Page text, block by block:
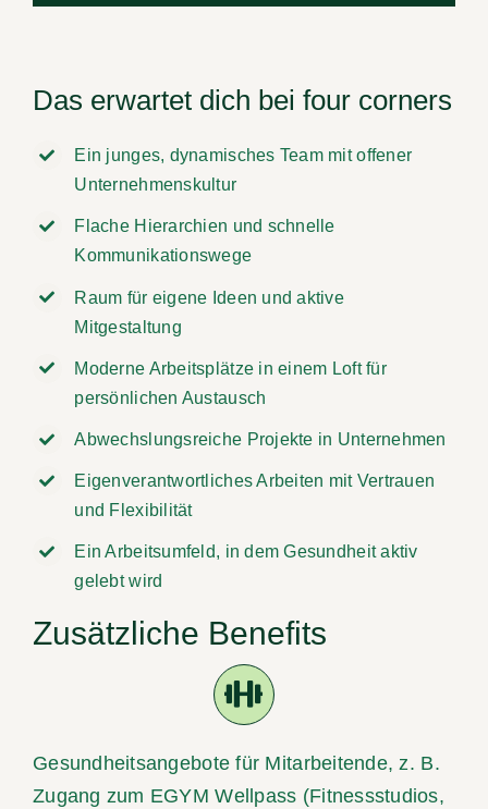
Das erwartet dich bei four corners
Ein junges, dynamisches Team mit offener
Unternehmenskultur
Flache Hierarchien und schnelle
Kommunikationswege
Raum für eigene Ideen und aktive
Mitgestaltung
Moderne Arbeitsplätze in einem Loft für
persönlichen Austausch
Abwechslungsreiche Projekte in Unternehmen
Eigenverantwortliches Arbeiten mit Vertrauen
und Flexibilität
Ein Arbeitsumfeld, in dem Gesundheit aktiv
gelebt wird
Zusätzliche Benefits
Gesundheitsangebote für Mitarbeitende, z. B.
Zugang zum EGYM Wellpass (Fitnessstudios,